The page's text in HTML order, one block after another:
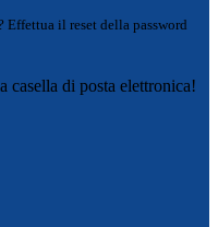
Effettua il reset della password
casella di posta elettronica!